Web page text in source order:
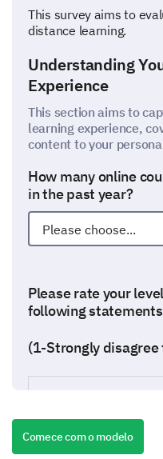
This survey aims to
distance learning.
Understanding
Experience
This section aims to
learning experience,
content to your
How many online
in the past year?
Please rate your
following
(1-Strongly
The course content is
The online platform
Comece com o modelo